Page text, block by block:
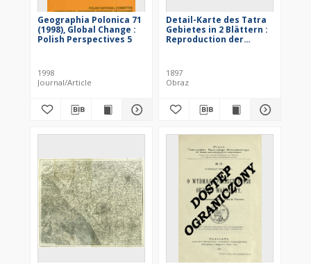
Geographia Polonica 71
(1998), Global Change :
Polish Perspectives 5
1998
Journal/Article
Detail-Karte des Tatra
Gebietes in 2 Blättern :
Reproduction der
1897
Obraz